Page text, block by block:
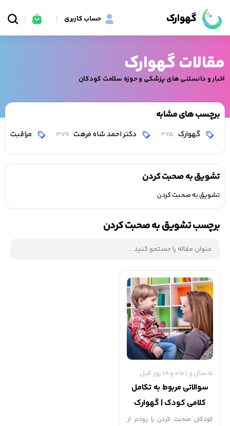
گهوارک حساب کاربری
مقالات گهوارک
اخبار و دانستنی های پزشکی و حوزه سلامت کودکان
برچسب های مشابه
گهوارک 325 دکتر احمد شاه فرهت 379 مراقبت
تشویق به صحبت کردن
تشویق به صحبت کردن
برچسب تشویق به صحبت کردن
5 سال و 1 ماه و 18 روز قبل
سوالاتی مربوط به تکامل
کلامی کودک | گهوارک
کودکان صحبت کردن را زودتر از